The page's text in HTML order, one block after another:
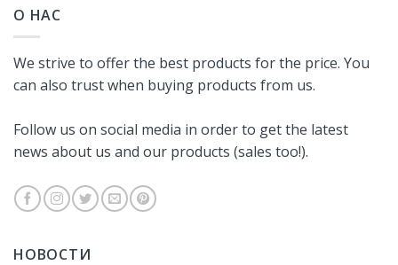
О НАС
We strive to offer the best products for the price. You
can also trust when buying products from us.
Follow us on social media in order to get the latest
news about us and our products (sales too!).
НОВОСТИ